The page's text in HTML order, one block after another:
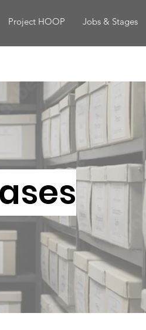
Project HOOP Jobs & Stages